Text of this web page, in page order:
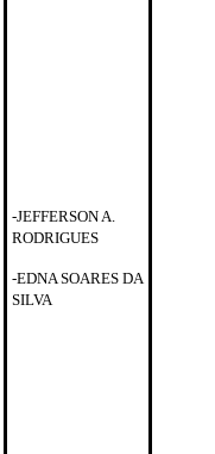
-JEFFERSON A.
RODRIGUES
-EDNA SOARES DA
SILVA